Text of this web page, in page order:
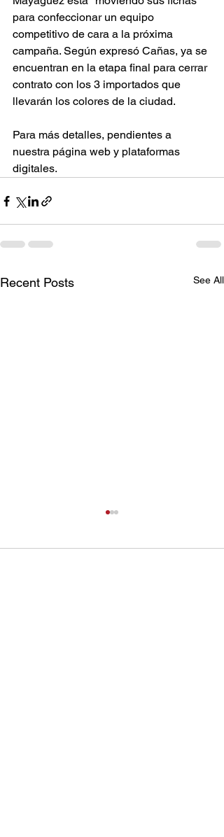
para confeccionar un equipo
competitivo de cara a la próxima
campaña. Según expresó Cañas, ya se
encuentran en la etapa final para cerrar
contrato con los 3 importados que
llevarán los colores de la ciudad.
Para más detalles, pendientes a
nuestra página web y plataformas
digitales.
Recent Posts See All